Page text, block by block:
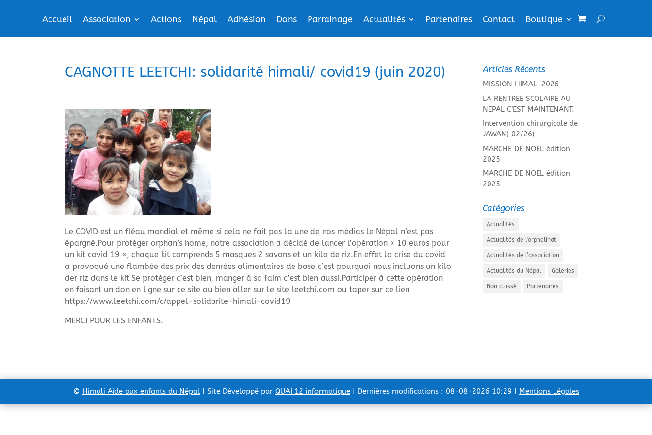
Accueil Association Actions Népal Adhésion Dons Parrainage Actualités Partenaires Contact Boutique
CAGNOTTE LEETCHI: solidarité himali/ covid19 (juin 2020)
Le COVID est un fléau mondial et même si cela ne fait pas la une de nos médias le Népal n’est pas
épargné.Pour protéger orphan’s home, notre association a décidé de lancer l’opération « 10 euros pour
un kit covid 19 », chaque kit comprends 5 masques 2 savons et un kilo de riz.En effet la crise du covid
a provoqué une flambée des prix des denrées alimentaires de base c’est pourquoi nous incluons un kilo
der riz dans le kit.Se protéger c’est bien, manger à sa faim c’est bien aussi.Participer à cette opération
en faisant un don en ligne sur ce site ou bien aller sur le site leetchi.com ou taper sur ce lien
https://www.leetchi.com/c/appel-solidarite-himali-covid19
MERCI POUR LES ENFANTS.
Articles Récents
MISSION HIMALI 2026
LA RENTREE SCOLAIRE AU
NEPAL C’EST MAINTENANT.
Intervention chirurgicale de
JAWAN( 02/26)
MARCHE DE NOEL édition
2025
MARCHE DE NOEL édition
2025
Catégories
Actualités
Actualités de l'orphelinat
Actualités de l’association
Actualités du Népal Galeries
Non classé Partenaires
© Himali Aide aux enfants du Népal | Site Développé par QUAI 12 informatique | Dernières modifications : 08-08-2026 10:29 | Mentions Légales